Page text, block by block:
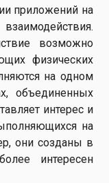
приложений на
возможно
физических
на одном
объединенных
интерес и
на
они созданы в
интересен